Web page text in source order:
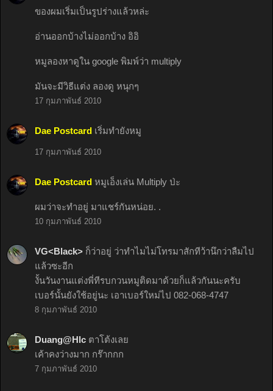
ของผมเริ่มเป็นรูปร่างแล้วหล่ะ
อ่านออกบ้างไม่ออกบ้าง อิอิ
หมูลองหาดูใน google พิมพ์ว่า multiply
มันจะมีวิธีแต่ง ลองดู หนุกๆ
17 กุมภาพันธ์ 2010
Dae Postcard เริ่มทำยังหมู
17 กุมภาพันธ์ 2010
Dae Postcard หมูเอ็งเล่น Multiply ป่ะ
ผมว่าจะทำอยู่ มาแชร์กันหน่อย. .
10 กุมภาพันธ์ 2010
VG<Black> ก็ว่าอยู่ ว่าทำไมไม่โทรมาสักทีว้านึกว่าลืมไป
แล้วซะอีก
งั้นวันงานแต่งพี่ทีรบกวนหมูติดมาด้วยก็แล้วกันนะครับ
เบอร์นั้นยังใช้อยู่นะ เอาเบอร์ใหม่ไป 082-068-4747
8 กุมภาพันธ์ 2010
Duang@Hlc ตาโต้งเลย
เค้าคงว่างมาก กร๊ากกก
7 กุมภาพันธ์ 2010